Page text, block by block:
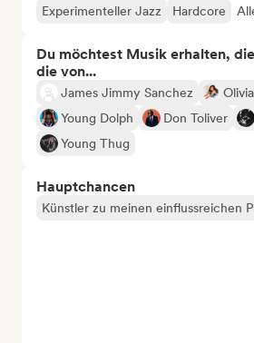
Experimenteller Jazz
Hardcore
Du möchtest Musik erhalten,
die von...
James Jimmy Sanchez
Young Dolph
Don Toliver
Young Thug
Hauptchancen
Künstler zu meinen einflussreichen